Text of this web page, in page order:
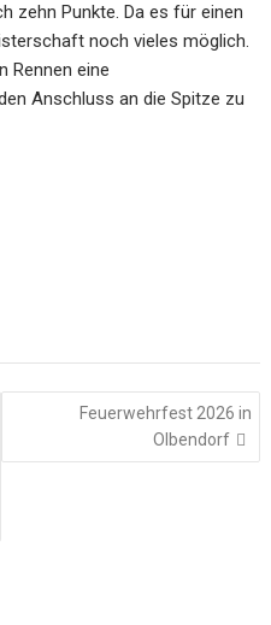
zehn Punkte. Da es für einen
noch vieles möglich.
Rennen eine
Anschluss an die Spitze zu
Feuerwehrfest 2026 in
Olbendorf